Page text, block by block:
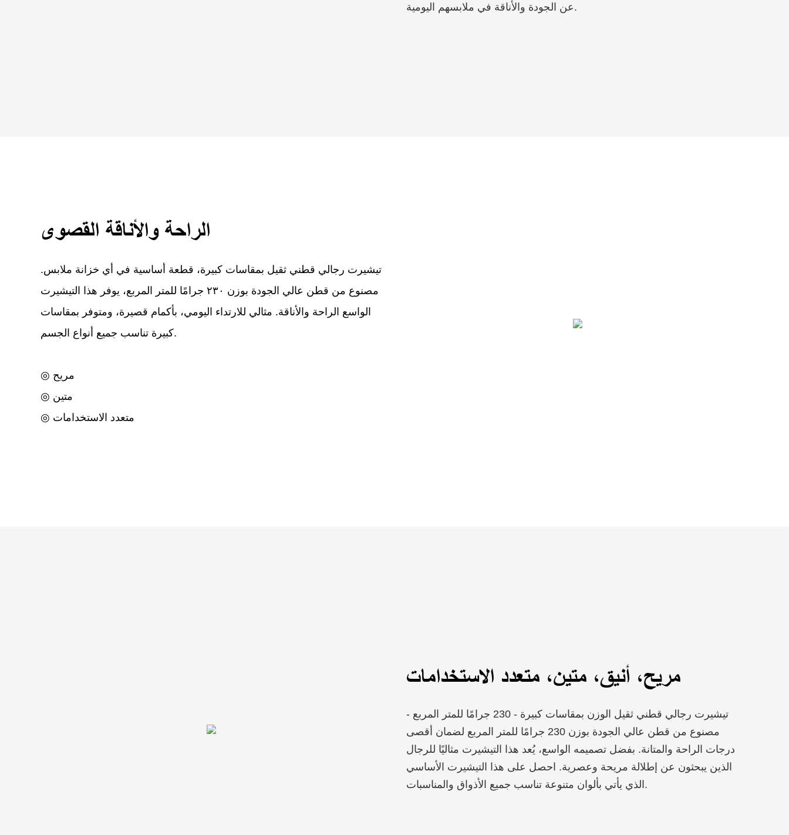
عن الجودة والأناقة في ملابسهم اليومية.
الراحة والأناقة القصوى
تيشيرت رجالي قطني ثقيل بمقاسات كبيرة، قطعة أساسية في أي خزانة ملابس.
مصنوع من قطن عالي الجودة بوزن ٢٣٠ جرامًا للمتر المربع، يوفر هذا التيشيرت
الواسع الراحة والأناقة. مثالي للارتداء اليومي، بأكمام قصيرة، ومتوفر بمقاسات
كبيرة تناسب جميع أنواع الجسم.
◎ مريح
◎ متين
◎ متعدد الاستخدامات
مريح، أنيق، متين، متعدد الاستخدامات
تيشيرت رجالي قطني ثقيل الوزن بمقاسات كبيرة - 230 جرامًا للمتر المربع -
مصنوع من قطن عالي الجودة بوزن 230 جرامًا للمتر المربع لضمان أقصى
درجات الراحة والمتانة. بفضل تصميمه الواسع، يُعد هذا التيشيرت مثاليًا للرجال
الذين يبحثون عن إطلالة مريحة وعصرية. احصل على هذا التيشيرت الأساسي
الذي يأتي بألوان متنوعة تناسب جميع الأذواق والمناسبات.